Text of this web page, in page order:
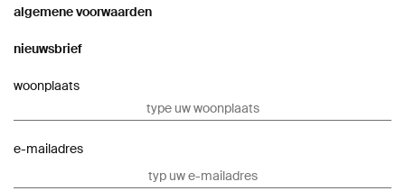
algemene voorwaarden
nieuwsbrief
woonplaats
e-mailadres